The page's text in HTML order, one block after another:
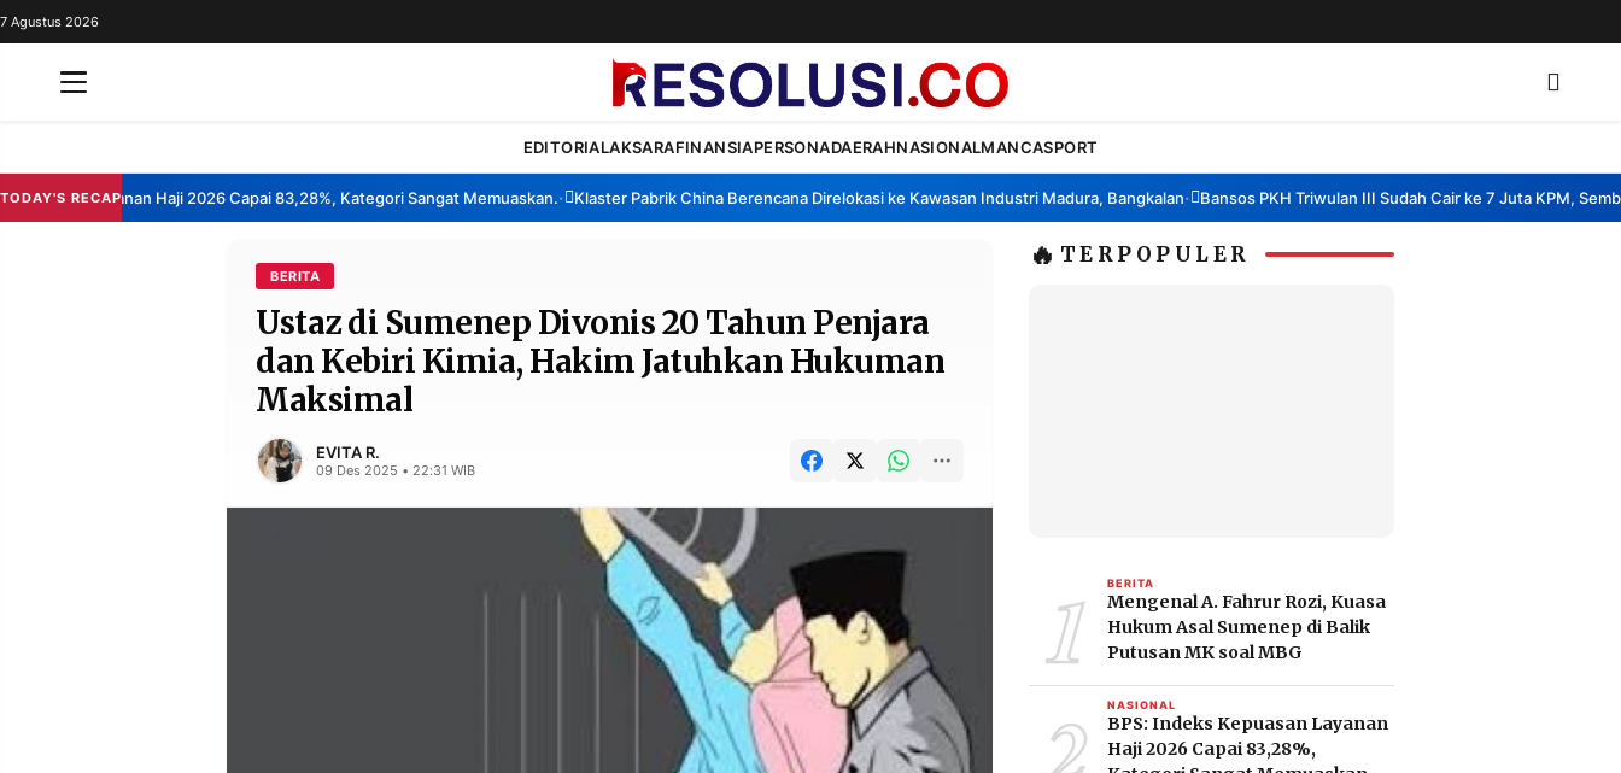
REDAKSI
7 Agustus 2026
EDITORIALAKSARAFINANSIAPERSONADAERAHNASIONALMANCASPORT
TODAY'S RECAPLayanan Haji 2026 Capai 83,28%, Kategori Sangat Memuaskan.• Klaster Pabrik China Berencana Direlokasi ke Kawasan Industri Madura, Bangkalan• Bansos PKH Triwulan III Sudah Cair ke 7 Juta KPM, Sembako
BERITA
Ustaz di Sumenep Divonis 20 Tahun Penjara
dan Kebiri Kimia, Hakim Jatuhkan Hukuman
Maksimal
EVITA R.
09 Des 2025 • 22:31 WIB
🔥 TERPOPULER
1 BERITA
Mengenal A. Fahrur Rozi, Kuasa
Hukum Asal Sumenep di Balik
Putusan MK soal MBG
NASIONAL
BPS: Indeks Kepuasan Layanan
Haji 2026 Capai 83,28%,